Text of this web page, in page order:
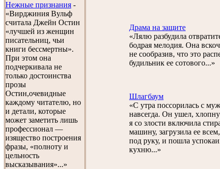
Нежные признания -
«Вирджиния Вульф
считала Джейн Остин
«лучшей из женщин
писательниц, чьи
книги бессмертны».
При этом она
подчеркивала не
только достоинства
прозы
Остин,очевидные
каждому читателю, но
и детали, которые
может заметить лишь
профессионал —
изящество построения
фразы, «полноту и
цельность
высказывания»...»
Драма на защите
«Лялю разбудила
бодрая мелодия. Она
не сообразив, что это
будильник ее сотового...»
Шлагбаум
«С утра поссорилась с
навсегда. Он ушел,
я со злости включила
машину, загрузила ее
под руку, и пошла
кухню...»